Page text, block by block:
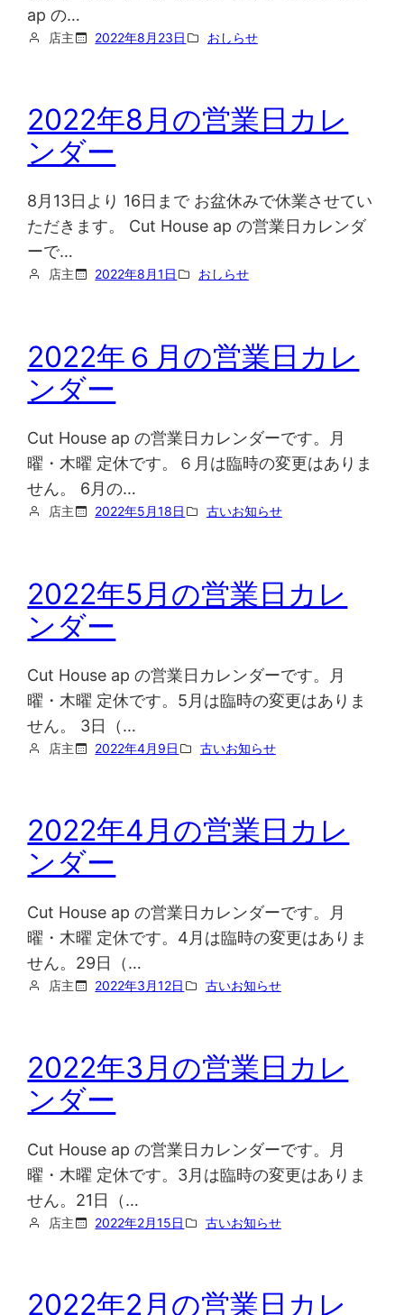
ap の…
店主 2022年8月23日 おしらせ
2022年8月の営業日カレ
ンダー
8月13日より 16日まで お盆休みで休業させてい
ただきます。 Cut House ap の営業日カレンダ
ーで…
店主 2022年8月1日 おしらせ
2022年６月の営業日カレ
ンダー
Cut House ap の営業日カレンダーです。月
曜・木曜 定休です。６月は臨時の変更はありま
せん。 6月の…
店主 2022年5月18日 古いお知らせ
2022年5月の営業日カレ
ンダー
Cut House ap の営業日カレンダーです。月
曜・木曜 定休です。5月は臨時の変更はありま
せん。 3日（…
店主 2022年4月9日 古いお知らせ
2022年4月の営業日カレ
ンダー
Cut House ap の営業日カレンダーです。月
曜・木曜 定休です。4月は臨時の変更はありま
せん。29日（…
店主 2022年3月12日 古いお知らせ
2022年3月の営業日カレ
ンダー
Cut House ap の営業日カレンダーです。月
曜・木曜 定休です。3月は臨時の変更はありま
せん。21日（…
店主 2022年2月15日 古いお知らせ
2022年2月の営業日カレ